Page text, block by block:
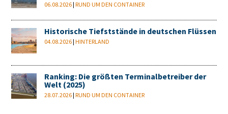
06.08.2026 |RUND UM DEN CONTAINER
Historische Tiefststände in deutschen Flüssen
04.08.2026 |HINTERLAND
Ranking: Die größten Terminalbetreiber der
Welt (2025)
28.07.2026 |RUND UM DEN CONTAINER